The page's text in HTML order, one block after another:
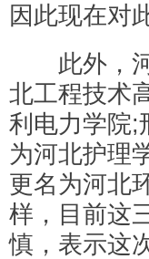
因此现在对
此外，河
北工程技术
利电力学院;
为河北护理
更名为河北
样，目前这
慎，表示这